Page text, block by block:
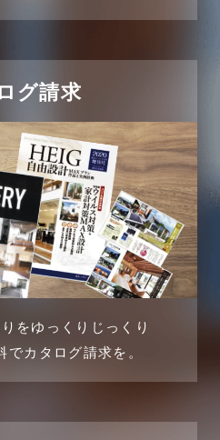
グ請求
をゆっくりじっくり
カタログ請求を。